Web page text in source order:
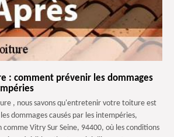
: comment prévenir les dommages
, nous savons qu'entretenir votre toiture est
dommages causés par les intempéries,
Vitry Sur Seine, 94400, où les conditions